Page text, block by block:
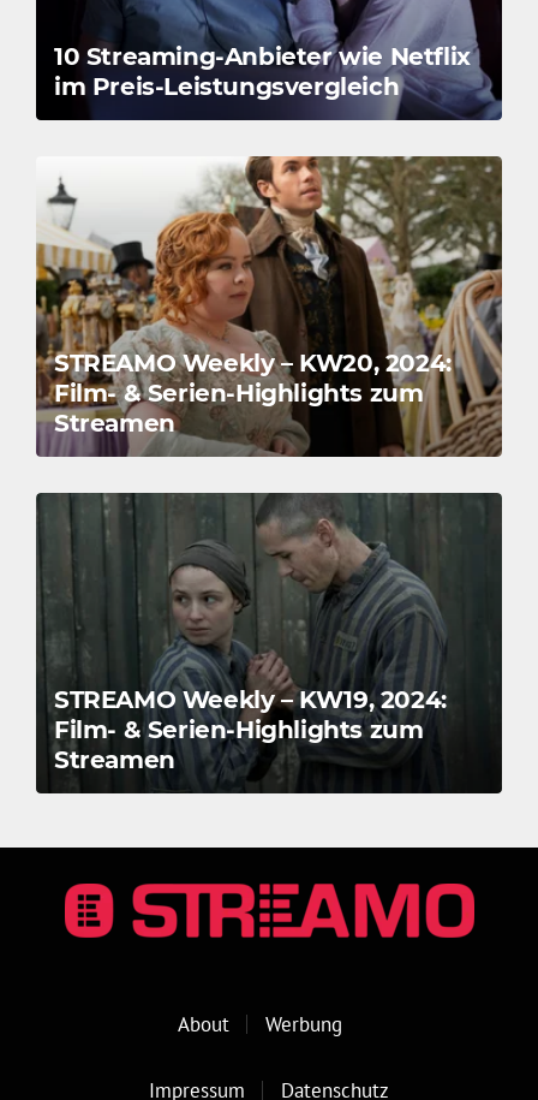
10 Streaming-Anbieter wie Netflix
im Preis-Leistungsvergleich
STREAMO Weekly – KW20, 2024:
Film- & Serien-Highlights zum
Streamen
STREAMO Weekly – KW19, 2024:
Film- & Serien-Highlights zum
Streamen
About Werbung
Impressum Datenschutz